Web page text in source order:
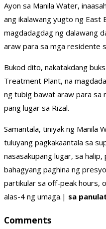
Ayon sa Manila Water,
ang ikalawang yugto ng East
magdadagdag ng dalawang
araw para sa mga residente
Bukod dito, nakatakdang
Treatment Plant, na
ng tubig bawat araw para sa
pang lugar sa Rizal.
Samantala, tiniyak ng Manila
tuluyang pagkakaantala sa
nasasakupang lugar, sa
bahagyang paghina ng
partikular sa off-peak hours,
alas-4 ng umaga.| sa
Comments